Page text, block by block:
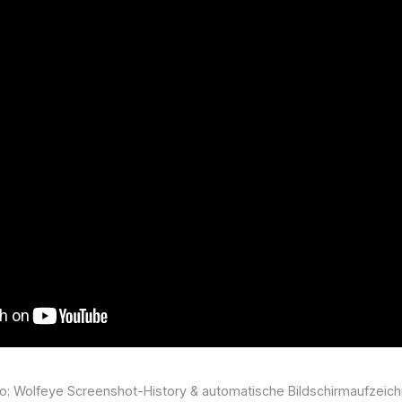
Wolfeye Screenshot-History & automatische